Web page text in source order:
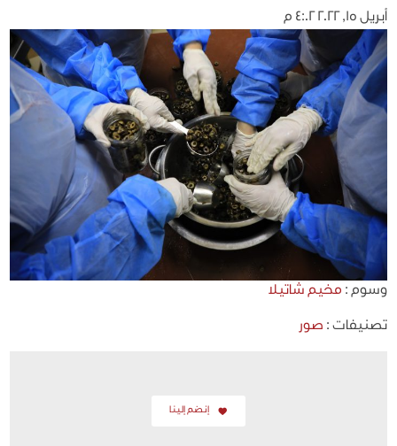
أبريل 15, 2022 4:02 م
وسوم : مخيم شاتيلا
تصنيفات : صور
إنضم إلينا